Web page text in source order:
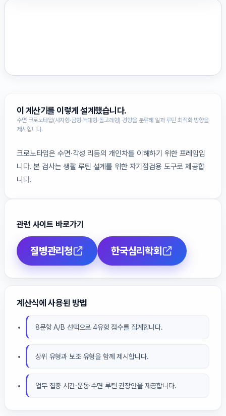
이 계산기를 이렇게 설계했습니다.
수면 크로노타입(사자형·곰형·늑대형·돌고래형) 경향을 분류해 일과 루틴 최적화 방향을
제시합니다.
크로노타입은 수면·각성 리듬의 개인차를 이해하기 위한 프레임입
니다. 본 검사는 생활 루틴 설계를 위한 자기점검용 도구로 제공합
니다.
관련 사이트 바로가기
질병관리청 한국심리학회
계산식에 사용된 방법
8문항 A/B 선택으로 4유형 점수를 집계합니다.
상위 유형과 보조 유형을 함께 제시합니다.
업무 집중 시간·운동·수면 루틴 권장안을 제공합니다.